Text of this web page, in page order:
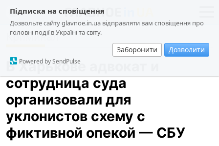
Підписка на сповіщення
Дозвольте сайту glavnoe.in.ua відправляти вам сповіщення про
головні події в Україні та світу.
Заборонити Дозволити
Powered by SendPulse
новости
о проекте
общество
происшествия
криминал
техно
спорт
Криминал
В Харькове адвокат и
сотрудница суда
организовали для
уклонистов схему с
фиктивной опекой — СБУ